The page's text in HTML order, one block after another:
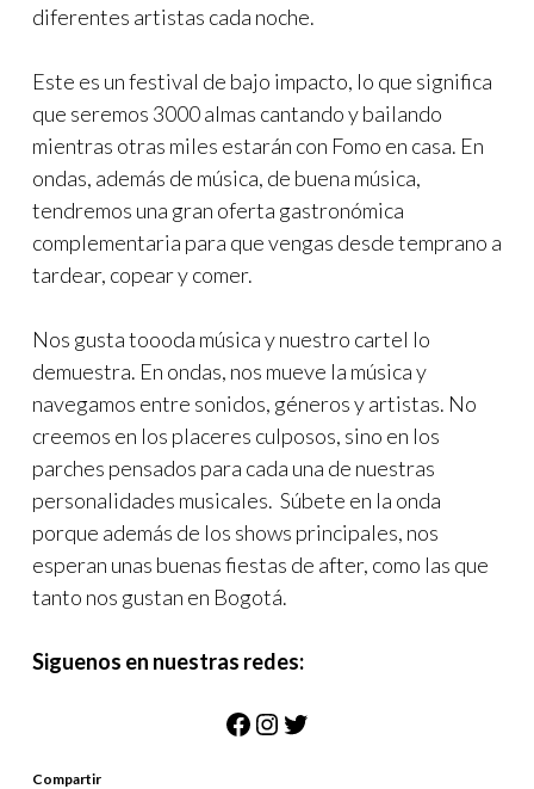
diferentes artistas cada noche.
Este es un festival de bajo impacto, lo que significa
que seremos 3000 almas cantando y bailando
mientras otras miles estarán con Fomo en casa. En
ondas, además de música, de buena música,
tendremos una gran oferta gastronómica
complementaria para que vengas desde temprano a
tardear, copear y comer.
Nos gusta toooda música y nuestro cartel lo
demuestra. En ondas, nos mueve la música y
navegamos entre sonidos, géneros y artistas. No
creemos en los placeres culposos, sino en los
parches pensados para cada una de nuestras
personalidades musicales. Súbete en la onda
porque además de los shows principales, nos
esperan unas buenas fiestas de after, como las que
tanto nos gustan en Bogotá.
Siguenos en nuestras redes:
Facebook
Instagram
Twitter
Compartir